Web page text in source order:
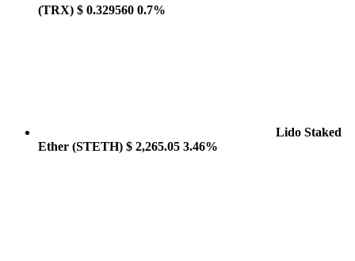
(TRX) $ 0.329560 0.7%
Lido Staked
Ether (STETH) $ 2,265.05 3.46%